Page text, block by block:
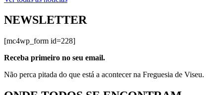
NEWSLETTER
[mc4wp_form id=228]
Receba primeiro no seu email.
Não perca pitada do que está a acontecer na Freguesia de Viseu.